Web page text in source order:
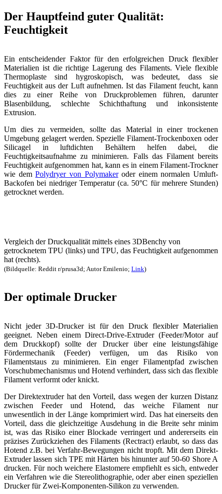
Der Hauptfeind guter Qualität:
Feuchtigkeit
Ein entscheidender Faktor für den erfolgreichen Druck flexibler
Materialien ist die richtige Lagerung des Filaments. Viele flexible
Thermoplaste sind hygroskopisch, was bedeutet, dass sie
Feuchtigkeit aus der Luft aufnehmen. Ist das Filament feucht, kann
dies zu einer Reihe von Druckproblemen führen, darunter
Blasenbildung, schlechte Schichthaftung und inkonsistente
Extrusion.
Um dies zu vermeiden, sollte das Material in einer trockenen
Umgebung gelagert werden. Spezielle Filament-Trockenboxen oder
Silicagel in luftdichten Behältern helfen dabei, die
Feuchtigkeitsaufnahme zu minimieren. Falls das Filament bereits
Feuchtigkeit aufgenommen hat, kann es in einem Filament-Trockner
wie demPolydryer von Polymakeroder einem normalen Umluft-
Backofen bei niedriger Temperatur (ca. 50°C für mehrere Stunden)
getrocknet werden.
Vergleich der Druckqualität mittels eines 3DBenchy von
getrocknetem TPU (links) und TPU, das Feuchtigkeit aufgenommen
hat (rechts).
(Bildquelle: Reddit r/prusa3d; Autor Emilenio; Link)
Der optimale Drucker
Nicht jeder 3D-Drucker ist für den Druck flexibler Materialien
geeignet. Neben einem Direct-Drive-Extruder (Feeder/Motor auf
dem Druckkopf) sollte der Drucker über eine leistungsfähige
Fördermechanik (Feeder) verfügen, um das Risiko von
Filamentstaus zu minimieren. Ein enger Filamentpfad zwischen
Vorschubmechanismus und Hotend verhindert, dass sich das flexible
Filament verformt oder knickt.
Der Direktextruder hat den Vorteil, dass wegen der kurzen Distanz
zwischen Feeder und Hotend, das weiche Filament nur
unwesentlich in der Länge komprimiert wird. Das hat einerseits den
Vorteil, dass die gleichzeitige Ausdehung in die Breite sehr minim
ist, was das Risiko einer Blockade verringert und andererseits ein
präzises Zurückziehen des Filaments (Rectract) erlaubt, so dass das
Hotend z.B. bei Verfahr-Bewegungen nicht tropft. Mit dem Direkt-
Extruder lassen sich TPE mit Härten bis hinunter auf 50-60 Shore A
drucken. Für noch weichere Elastomere empfiehlt es sich, entweder
ein Verfahren wie die Stereolithographie, oder aber einen speziellen
Drucker für Zwei-Komponenten-Silikon zu verwenden.